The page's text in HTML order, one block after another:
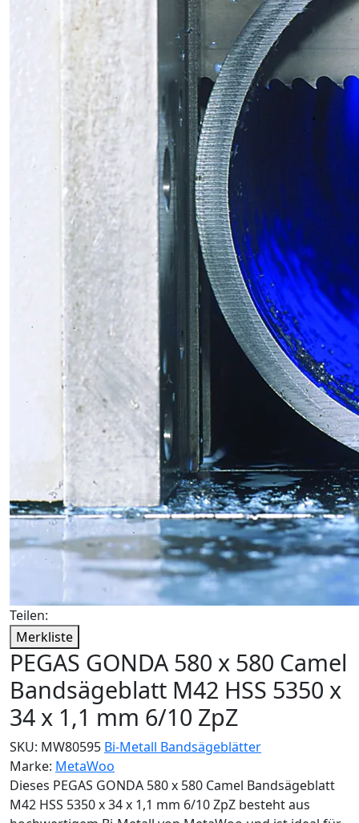
Teilen:
Merkliste
PEGAS GONDA 580 x 580 Camel
Bandsägeblatt M42 HSS 5350 x
34 x 1,1 mm 6/10 ZpZ
SKU: MW80595 Bi-Metall Bandsägeblätter
Marke: MetaWoo
Dieses PEGAS GONDA 580 x 580 Camel Bandsägeblatt
M42 HSS 5350 x 34 x 1,1 mm 6/10 ZpZ besteht aus